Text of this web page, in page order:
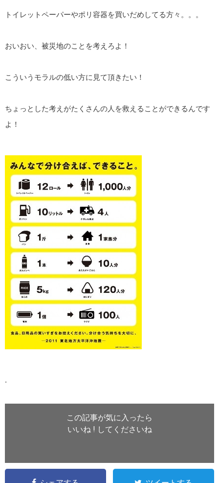
トイレットペーパーやポリ容器を買いだめしてる方々。。。
おいおい、被災地のことを考えろよ！
こういうモラルの低い方に見て頂きたい！
ちょっとした考えがたくさんの人を救えることができるんです
よ！
.
この記事が気に入ったら
いいね ! してくださいね